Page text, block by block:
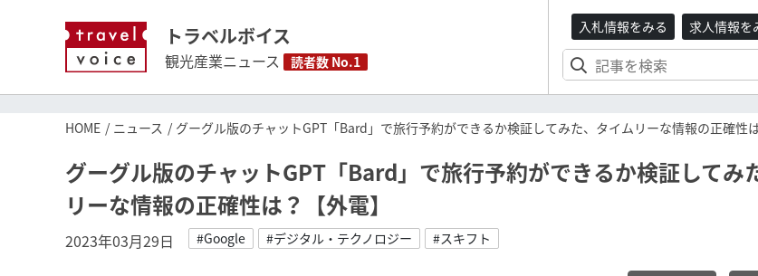
トラベルボイス
観光産業ニュース 読者数 No.1
入札情報をみる 求人情報を
HOME ニュース グーグル版のチャットGPT「Bard」で旅行予約ができるか検証してみた、タイムリーな情報の正確性は
グーグル版のチャットGPT「Bard」で旅行予約ができるか検証してみ
リーな情報の正確性は？【外電】
2023年03月29日 #Google #デジタル・テクノロジー #スキフト